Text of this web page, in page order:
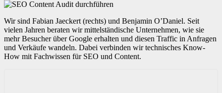
Wir sind Fabian Jaeckert (rechts) und Benjamin O’Daniel. Seit
vielen Jahren beraten wir mittelständische Unternehmen, wie sie
mehr Besucher über Google erhalten und diesen Traffic in Anfragen
und Verkäufe wandeln. Dabei verbinden wir technisches Know-
How mit Fachwissen für SEO und Content.